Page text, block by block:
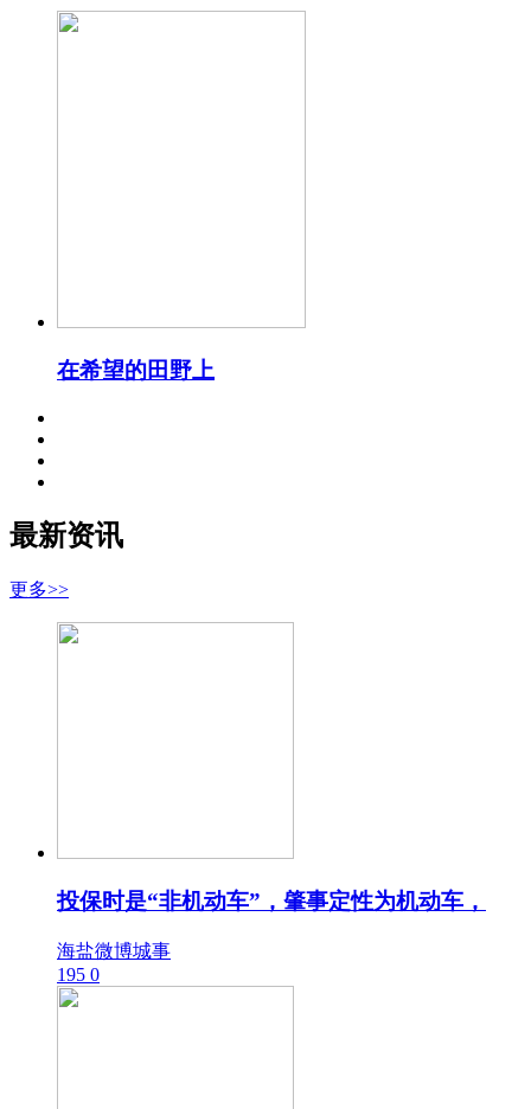
在希望的田野上
最新资讯
更多>>
投保时是“非机动车”，肇事定性为机动车，
海盐微博城事
195 0